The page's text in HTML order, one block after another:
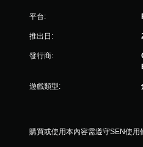
平台:
推出日:
發行商:
遊戲類型:
購買或使用本內容需遵守SEN使用